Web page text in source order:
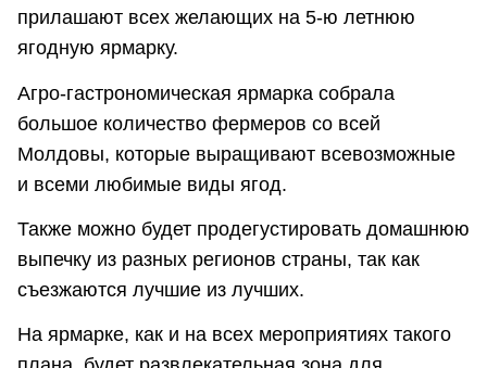
прилашают всех желающих на 5-ю летнюю
ягодную ярмарку.
Агро-гастрономическая ярмарка собрала
большое количество фермеров со всей
Молдовы, которые выращивают всевозможные
и всеми любимые виды ягод.
Также можно будет продегустировать домашнюю
выпечку из разных регионов страны, так как
съезжаются лучшие из лучших.
На ярмарке, как и на всех мероприятиях такого